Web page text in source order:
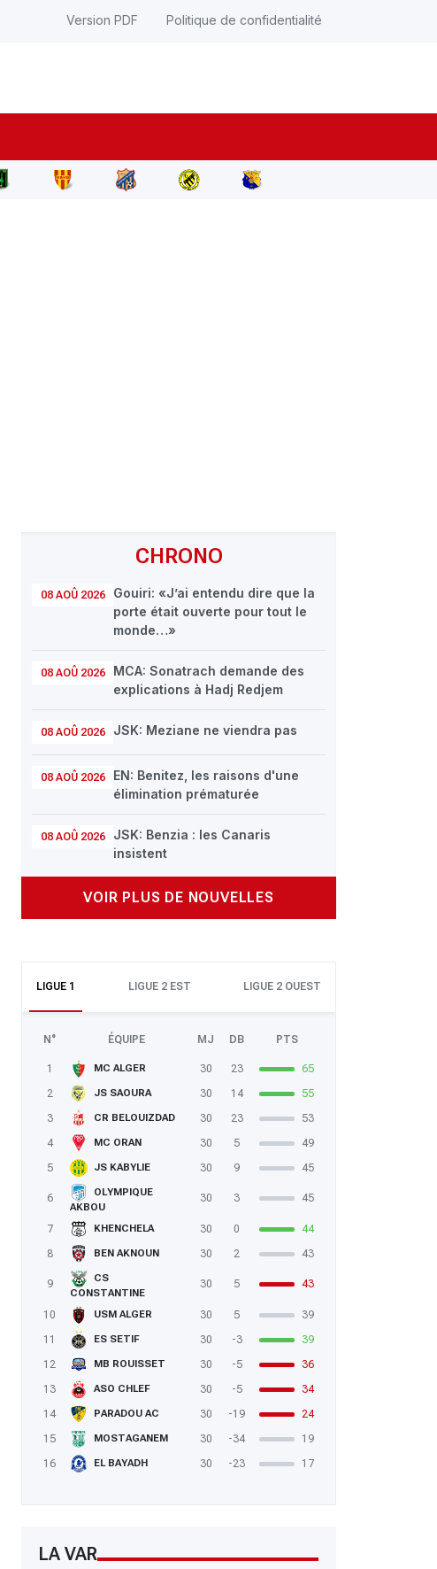
Version PDF Politique de confidentialité
CHRONO
08 AOÛ 2026
Gouiri: «J’ai entendu dire que la
porte était ouverte pour tout le
monde…»
08 AOÛ 2026
MCA: Sonatrach demande des
explications à Hadj Redjem
08 AOÛ 2026 JSK: Meziane ne viendra pas
08 AOÛ 2026
EN: Benitez, les raisons d'une
élimination prématurée
08 AOÛ 2026
JSK: Benzia : les Canaris
insistent
VOIR PLUS DE NOUVELLES
LIGUE 1 LIGUE 2 EST LIGUE 2 OUEST
N° ÉQUIPE MJ DB PTS
1 MC ALGER 30 23
65
2
JS SAOURA 30 14
55
3
CR BELOUIZDAD 30 23
53
4
MC ORAN 30 5
49
5
JS KABYLIE 30 9 45
6
OLYMPIQUE
AKBOU
30 3 45
7 KHENCHELA 30 0
44
8
BEN AKNOUN 30 2 43
9
CS
CONSTANTINE
30 5 43
10 USM ALGER 30 5
39
11
ES SETIF 30 -3
39
12
MB ROUISSET 30 -5
36
13
ASO CHLEF 30 -5
34
14
PARADOU AC 30 -19
24
15
MOSTAGANEM 30 -34
19
16
EL BAYADH 30 -23 17
LA VAR